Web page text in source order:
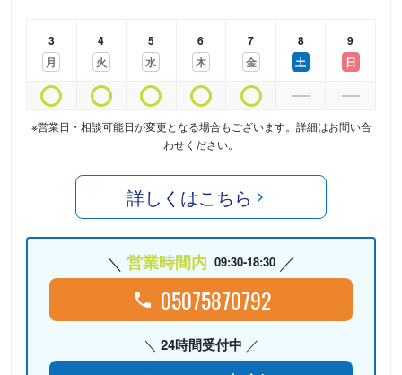
3
月
4
火
5
水
6
木
7
金
8
土
9
日
※営業日・相談可能日が変更となる場合もございます。詳細はお問い合
わせください。
詳しくはこちら
営業時間内 09:30-18:30
05075870792
24時間受付中